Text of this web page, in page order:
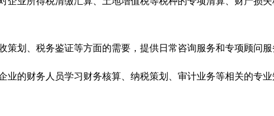
划、税务鉴证等方面的需要，提供日常咨询服务和专项顾问服
业的财务人员学习财务核算、纳税策划、审计业务等相关的专